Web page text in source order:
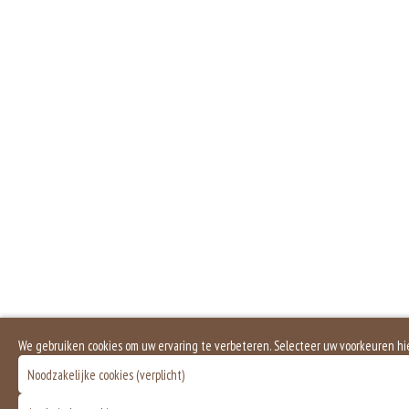
We gebruiken cookies om uw ervaring te verbeteren. Selecteer uw voorkeuren
Noodzakelijke cookies (verplicht)